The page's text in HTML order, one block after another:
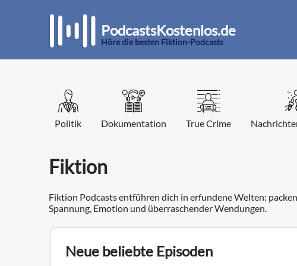
PodcastsKostenlos.de
Höre die besten Fiktion-Podcasts
Politik Dokumentation True Crime
Fiktion
Fiktion Podcasts entführen dich in erfundene Welten:
Spannung, Emotion und überraschender Wendungen.
Neue beliebte Episoden